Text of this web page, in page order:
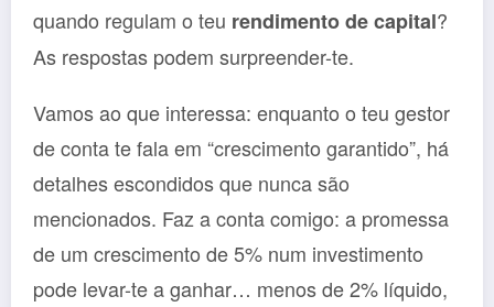
quando regulam o teu rendimento de capital?
As respostas podem surpreender-te.
Vamos ao que interessa: enquanto o teu gestor
de conta te fala em “crescimento garantido”, há
detalhes escondidos que nunca são
mencionados. Faz a conta comigo: a promessa
de um crescimento de 5% num investimento
pode levar-te a ganhar… menos de 2% líquido,